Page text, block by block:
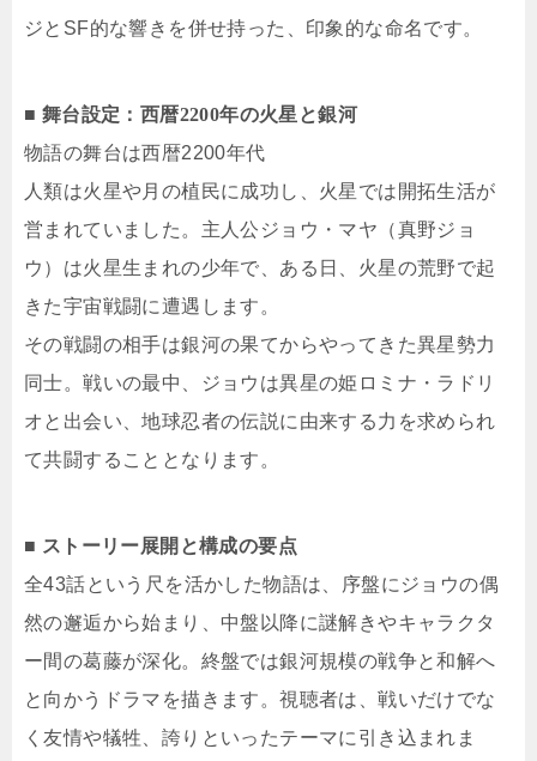
ジとSF的な響きを併せ持った、印象的な命名です。
■ 舞台設定：西暦2200年の火星と銀河
物語の舞台は西暦2200年代
人類は火星や月の植民に成功し、火星では開拓生活が
営まれていました。主人公ジョウ・マヤ（真野ジョ
ウ）は火星生まれの少年で、ある日、火星の荒野で起
きた宇宙戦闘に遭遇します。
その戦闘の相手は銀河の果てからやってきた異星勢力
同士。戦いの最中、ジョウは異星の姫ロミナ・ラドリ
オと出会い、地球忍者の伝説に由来する力を求められ
て共闘することとなります。
■ ストーリー展開と構成の要点
全43話という尺を活かした物語は、序盤にジョウの偶
然の邂逅から始まり、中盤以降に謎解きやキャラクタ
ー間の葛藤が深化。終盤では銀河規模の戦争と和解へ
と向かうドラマを描きます。視聴者は、戦いだけでな
く友情や犠牲、誇りといったテーマに引き込まれま